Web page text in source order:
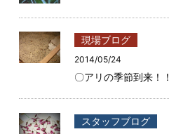
現場ブログ
2014/05/24
〇アリの季節到来！！
スタッフブログ